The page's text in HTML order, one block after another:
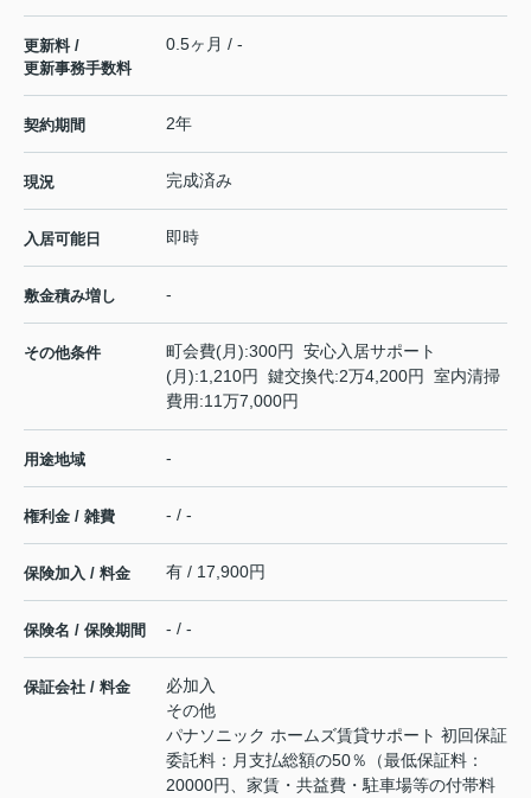
更新料 /
更新事務手数料
0.5ヶ月 / -
契約期間 2年
現況 完成済み
入居可能日 即時
敷金積み増し -
その他条件
町会費(月):300円 安心入居サポート
(月):1,210円 鍵交換代:2万4,200円 室内清掃
費用:11万7,000円
用途地域 -
権利金 / 雑費 - / -
保険加入 / 料金 有 / 17,900円
保険名 / 保険期間 - / -
保証会社 / 料金
必加入
その他
パナソニック ホームズ賃貸サポート 初回保証
委託料：月支払総額の50％（最低保証料：
20000円、家賃・共益費・駐車場等の付帯料